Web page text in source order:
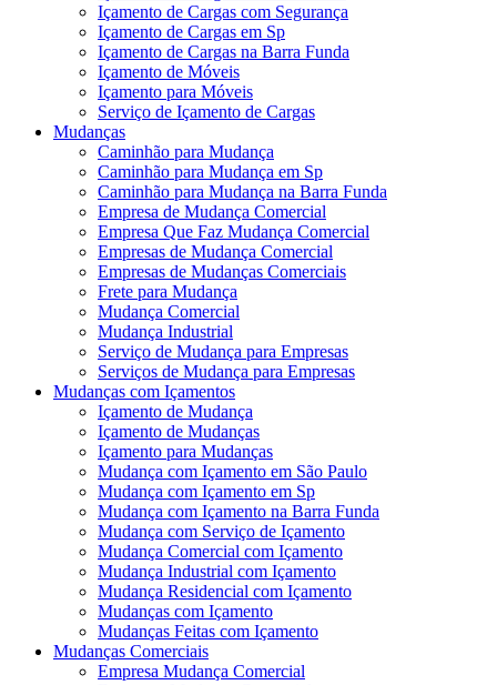
Içamento de Cargas com Segurança
Içamento de Cargas em Sp
Içamento de Cargas na Barra Funda
Içamento de Móveis
Içamento para Móveis
Serviço de Içamento de Cargas
Mudanças
Caminhão para Mudança
Caminhão para Mudança em Sp
Caminhão para Mudança na Barra Funda
Empresa de Mudança Comercial
Empresa Que Faz Mudança Comercial
Empresas de Mudança Comercial
Empresas de Mudanças Comerciais
Frete para Mudança
Mudança Comercial
Mudança Industrial
Serviço de Mudança para Empresas
Serviços de Mudança para Empresas
Mudanças com Içamentos
Içamento de Mudança
Içamento de Mudanças
Içamento para Mudanças
Mudança com Içamento em São Paulo
Mudança com Içamento em Sp
Mudança com Içamento na Barra Funda
Mudança com Serviço de Içamento
Mudança Comercial com Içamento
Mudança Industrial com Içamento
Mudança Residencial com Içamento
Mudanças com Içamento
Mudanças Feitas com Içamento
Mudanças Comerciais
Empresa Mudança Comercial